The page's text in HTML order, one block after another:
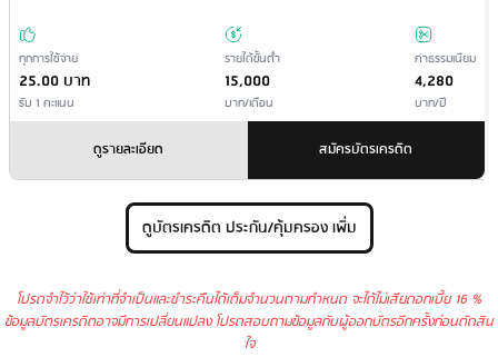
ทุกการใช้จ่าย
25.00 บาท
รับ 1 คะแนน
รายได้ขั้นต่ำ
15,000
บาท/เดือน
ค่าธรรมเนียม
4,280
บาท/ปี
ดูรายละเอียด สมัครบัตรเครดิต
ดูบัตรเครดิต ประกัน/คุ้มครอง เพิ่ม
โปรดจำไว้ว่าใช้เท่าที่จำเป็นและชำระคืนได้เต็มจำนวนตามกำหนด จะได้ไม่เสียดอกเบี้ย 16 %
ข้อมูลบัตรเครดิตอาจมีการเปลี่ยนแปลง โปรดสอบถามข้อมูลกับผู้ออกบัตรอีกครั้งก่อนตัดสิน
ใจ